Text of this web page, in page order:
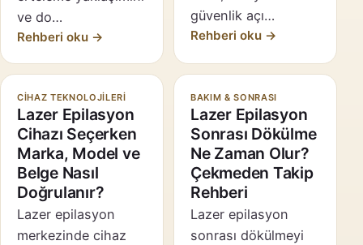
ve do…
Rehberi oku →
güvenlik açı…
Rehberi oku →
CIHAZ TEKNOLOJILERI
Lazer Epilasyon
Cihazı Seçerken
Marka, Model ve
Belge Nasıl
Doğrulanır?
Lazer epilasyon
merkezinde cihaz
BAKIM & SONRASI
Lazer Epilasyon
Sonrası Dökülme
Ne Zaman Olur?
Çekmeden Takip
Rehberi
Lazer epilasyon
sonrası dökülmeyi